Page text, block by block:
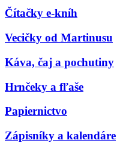
Čítačky e-kníh
Vecičky od Martinusu
Káva, čaj a pochutiny
Hrnčeky a fľaše
Papiernictvo
Zápisníky a kalendáre